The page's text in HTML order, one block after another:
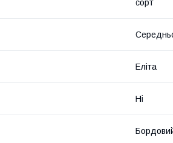
сорт
Еліта
Ні